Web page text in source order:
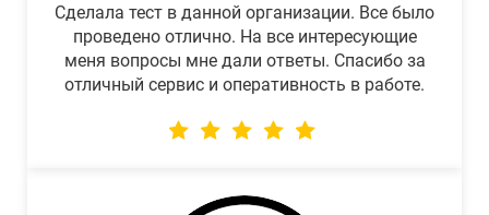
Сделала тест в данной организации. Все было
проведено отлично. На все интересующие
меня вопросы мне дали ответы. Спасибо за
отличный сервис и оперативность в работе.